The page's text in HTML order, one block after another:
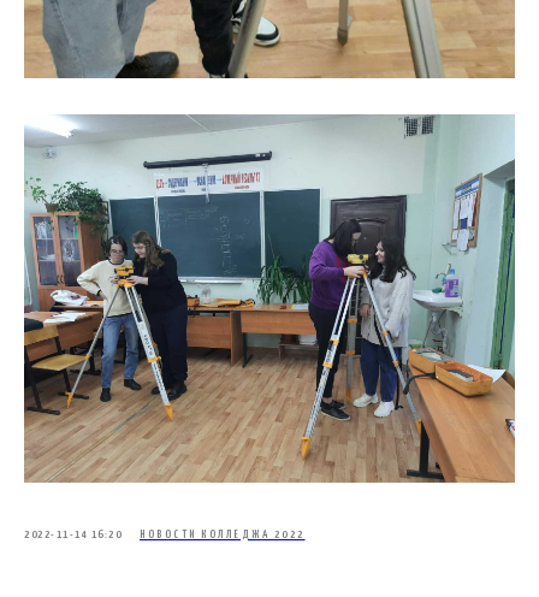
2022-11-14 16:20 НОВОСТИ КОЛЛЕДЖА 2022